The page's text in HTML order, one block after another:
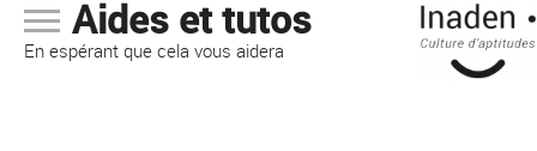
Aides et tutos
En espérant que cela vous aidera